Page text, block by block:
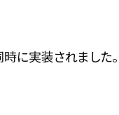
時に実装されました。